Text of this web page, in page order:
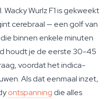
Wurlz F1 is gekweekt
cerebraal — een golf van
binnen enkele minuten
houdt je de eerste 30-45
voordat het indica-
Als dat eenmaal inzet,
ontspanning die alles